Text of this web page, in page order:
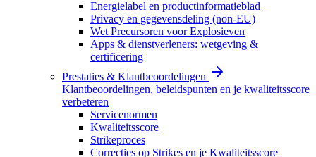
Energielabel en productinformatieblad
Privacy en gegevensdeling (non-EU)
Wet Precursoren voor Explosieven
Apps & dienstverleners: wetgeving &
certificering
Prestaties & Klantbeoordelingen
Klantbeoordelingen, beleidspunten en je kwaliteitsscore
verbeteren
Servicenormen
Kwaliteitsscore
Strikeproces
Correcties op Strikes en je Kwaliteitsscore